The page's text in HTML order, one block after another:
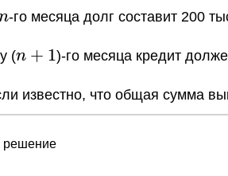
-го месяца долг составит 200
(n+1
n + 1)-го месяца кредит
известно, что общая сумма
решение